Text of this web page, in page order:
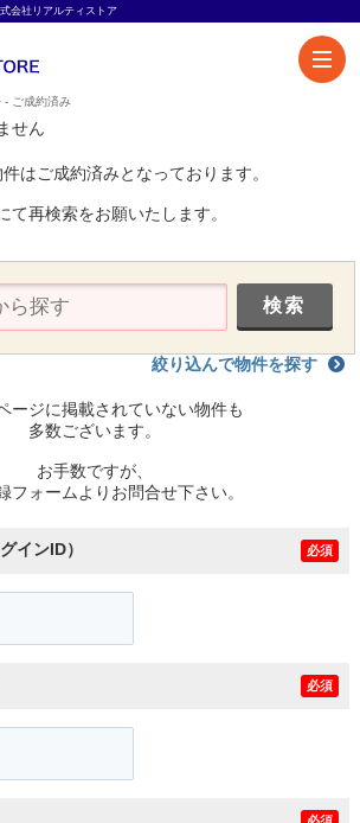
会社リアルティストア
- ご成約済み
せん
はご成約済みとなっております。
て再検索をお願いたします。
絞り込んで物件を探す
ージに掲載されていない物件も
多数ございます。
お手数ですが、
フォームよりお問合せ下さい。
インID） 必須
必須